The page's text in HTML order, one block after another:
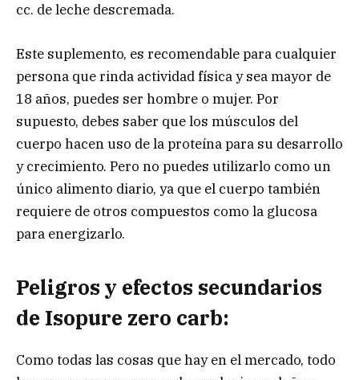
cc. de leche descremada.
Este suplemento, es recomendable para cualquier
persona que rinda actividad física y sea mayor de
18 años, puedes ser hombre o mujer. Por
supuesto, debes saber que los músculos del
cuerpo hacen uso de la proteína para su desarrollo
y crecimiento. Pero no puedes utilizarlo como un
único alimento diario, ya que el cuerpo también
requiere de otros compuestos como la glucosa
para energizarlo.
Peligros y efectos secundarios
de Isopure zero carb:
Como todas las cosas que hay en el mercado, todo